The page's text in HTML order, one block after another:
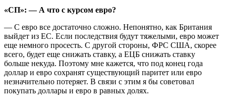
«СП»: — А что с курсом евро?
— С евро все достаточно сложно. Непонятно, как Британия
выйдет из ЕС. Если последствия будут тяжелыми, евро может
еще немного просесть. С другой стороны, ФРС США, скорее
всего, будет еще снижать ставку, а ЕЦБ снижать ставку
больше некуда. Поэтому мне кажется, что под конец года
доллар и евро сохранят существующий паритет или евро
незначительно потеряет. В связи с этим я бы советовал
покупать доллары и евро в равных долях.